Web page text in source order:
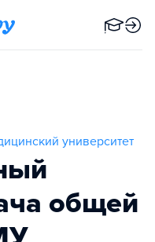
университет
общей